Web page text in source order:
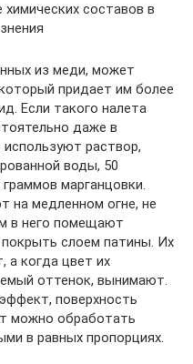
составов в
из меди, может
придает им более
Если такого налета
даже в
раствор,
воды, 50
марганцовки.
на медленном огне, не
в него помещают
слоем патины. Их
а когда цвет их
оттенок, вынимают.
поверхность
можно обработать
в равных пропорциях.